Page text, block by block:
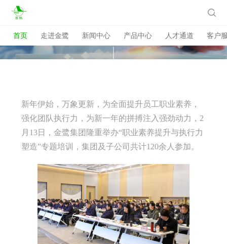
首页 走进金鹭 新闻中心 产品中心 人才通道 客户

新年伊始，万象更新，为全面提升员工职业素养，
强化团队执行力，为新一年的拼搏注入强劲动力，2
月13日，金鹭集团隆重举办“职业素养提升与执行力
塑造”专题培训，集团及子公司共计120余人参加。